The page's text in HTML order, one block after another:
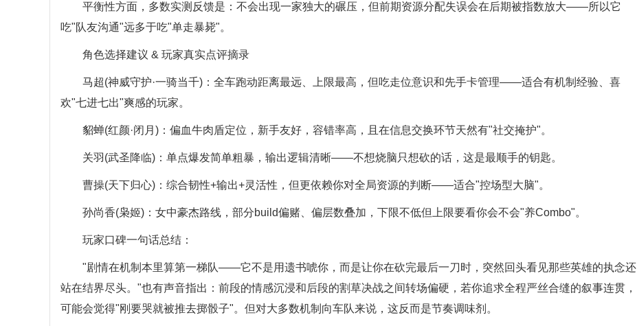
平衡性方面，多数实测反馈是：不会出现一家独大的碾压，但前期资源分配失误会在后期被指数放大——所以它
吃"队友沟通"远多于吃"单走暴毙"。
角色选择建议 & 玩家真实点评摘录
马超(神威守护·一骑当千)：全车跑动距离最远、上限最高，但吃走位意识和先手卡管理——适合有机制经验、喜
欢"七进七出"爽感的玩家。
貂蝉(红颜·闭月)：偏血牛肉盾定位，新手友好，容错率高，且在信息交换环节天然有"社交掩护"。
关羽(武圣降临)：单点爆发简单粗暴，输出逻辑清晰——不想烧脑只想砍的话，这是最顺手的钥匙。
曹操(天下归心)：综合韧性+输出+灵活性，但更依赖你对全局资源的判断——适合"控场型大脑"。
孙尚香(枭姬)：女中豪杰路线，部分build偏赌、偏层数叠加，下限不低但上限要看你会不会"养Combo"。
玩家口碑一句话总结：
"剧情在机制本里算第一梯队——它不是用遗书唬你，而是让你在砍完最后一刀时，突然回头看见那些英雄的执念还
站在结界尽头。"也有声音指出：前段的情感沉浸和后段的割草决战之间转场偏硬，若你追求全程严丝合缝的叙事连贯，
可能会觉得"刚要哭就被推去掷骰子"。但对大多数机制向车队来说，这反而是节奏调味剂。